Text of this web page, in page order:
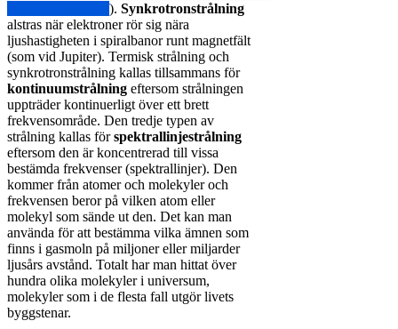
). Synkrotronstrålning
alstras när elektroner rör sig nära
ljushastigheten i spiralbanor runt magnetfält
(som vid Jupiter). Termisk strålning och
synkrotronstrålning kallas tillsammans för
kontinuumstrålning eftersom strålningen
uppträder kontinuerligt över ett brett
frekvensområde. Den tredje typen av
strålning kallas förspektrallinjestrålning
eftersom den är koncentrerad till vissa
bestämda frekvenser (spektrallinjer). Den
kommer från atomer och molekyler och
frekvensen beror på vilken atom eller
molekyl som sände ut den. Det kan man
använda för att bestämma vilka ämnen som
finns i gasmoln på miljoner eller miljarder
ljusårs avstånd. Totalt har man hittat över
hundra olika molekyler i universum,
molekyler som i de flesta fall utgör livets
byggstenar.